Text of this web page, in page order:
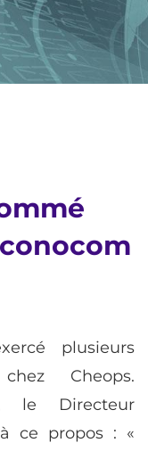
plusieurs
Cheops.
le Directeur
à ce propos : «